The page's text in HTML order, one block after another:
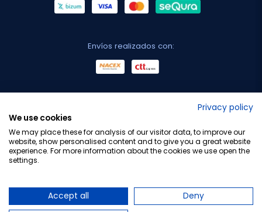
Envíos realizados con:
Privacy policy
We use cookies
We may place these for analysis of our visitor data, to improve our
website, show personalised content and to give you a great website
experience. For more information about the cookies we use open the
settings.
Accept all
Deny